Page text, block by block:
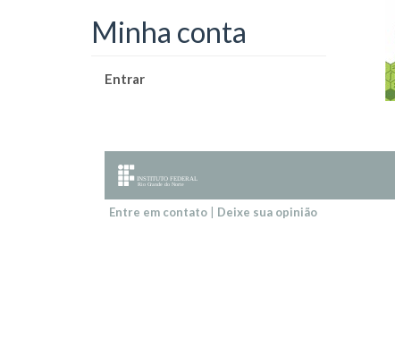
Minha conta
Entrar
Entre em contato Deixe sua opinião